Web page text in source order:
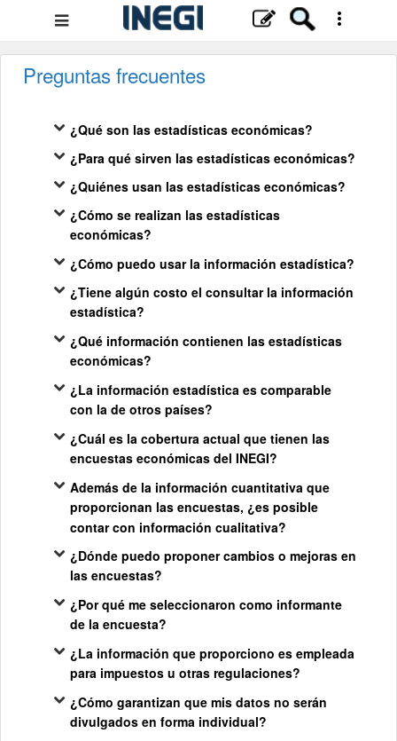
Menú
navegación
Preguntas frecuentes
¿Qué son las estadísticas económicas?
¿Para qué sirven las estadísticas económicas?
¿Quiénes usan las estadísticas económicas?
¿Cómo se realizan las estadísticas
económicas?
¿Cómo puedo usar la información estadística?
¿Tiene algún costo el consultar la información
estadística?
¿Qué información contienen las estadísticas
económicas?
¿La información estadística es comparable
con la de otros países?
¿Cuál es la cobertura actual que tienen las
encuestas económicas del INEGI?
Además de la información cuantitativa que
proporcionan las encuestas, ¿es posible
contar con información cualitativa?
¿Dónde puedo proponer cambios o mejoras en
las encuestas?
¿Por qué me seleccionaron como informante
de la encuesta?
¿La información que proporciono es empleada
para impuestos u otras regulaciones?
¿Cómo garantizan que mis datos no serán
divulgados en forma individual?